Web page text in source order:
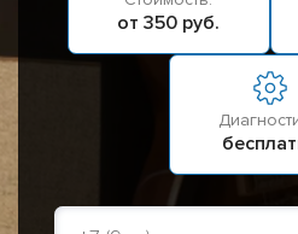
от 350 руб.